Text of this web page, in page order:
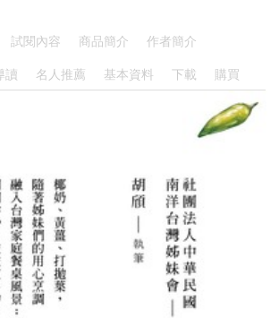
試閱內容 商品簡介
作者簡介
讀 名人推薦 基本資料 下載 購買